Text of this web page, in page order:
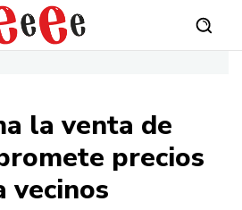
la venta de
precios
vecinos